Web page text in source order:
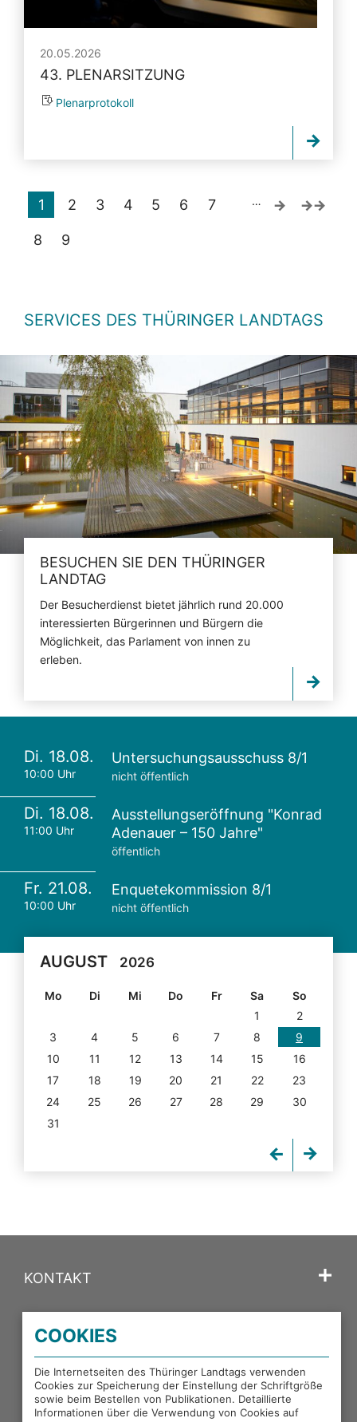
20.05.2026
43. PLENARSITZUNG
Plenarprotokoll
1 2 3 4 5 6 7
8 9
…
SERVICES DES THÜRINGER LANDTAGS
BESUCHEN SIE DEN THÜRINGER
LANDTAG
Der Besucherdienst bietet jährlich rund 20.000
interessierten Bürgerinnen und Bürgern die
Möglichkeit, das Parlament von innen zu
erleben.
Di. 18.08.
10:00 Uhr
Untersuchungsausschuss 8/1
nicht öffentlich
Di. 18.08.
11:00 Uhr
Ausstellungseröffnung "Konrad
Adenauer – 150 Jahre"
öffentlich
Fr. 21.08.
10:00 Uhr
Enquetekommission 8/1
nicht öffentlich
AUGUST 2026
Mo Di Mi Do Fr Sa
So
1
2
3
4 5 6 7 8
9
10
11 12 13 14 15
16
17
18 19 20 21 22
23
24
25 26 27 28 29
30
31
KONTAKT
PORTALE DES THÜRINGER LANDTAGS
EXTERNE LINKS
COOKIES
Die Internetseiten des Thüringer Landtags verwenden
Cookies zur Speicherung der Einstellung der Schriftgröße
sowie beim Bestellen von Publikationen. Detaillierte
Informationen über die Verwendung von Cookies auf